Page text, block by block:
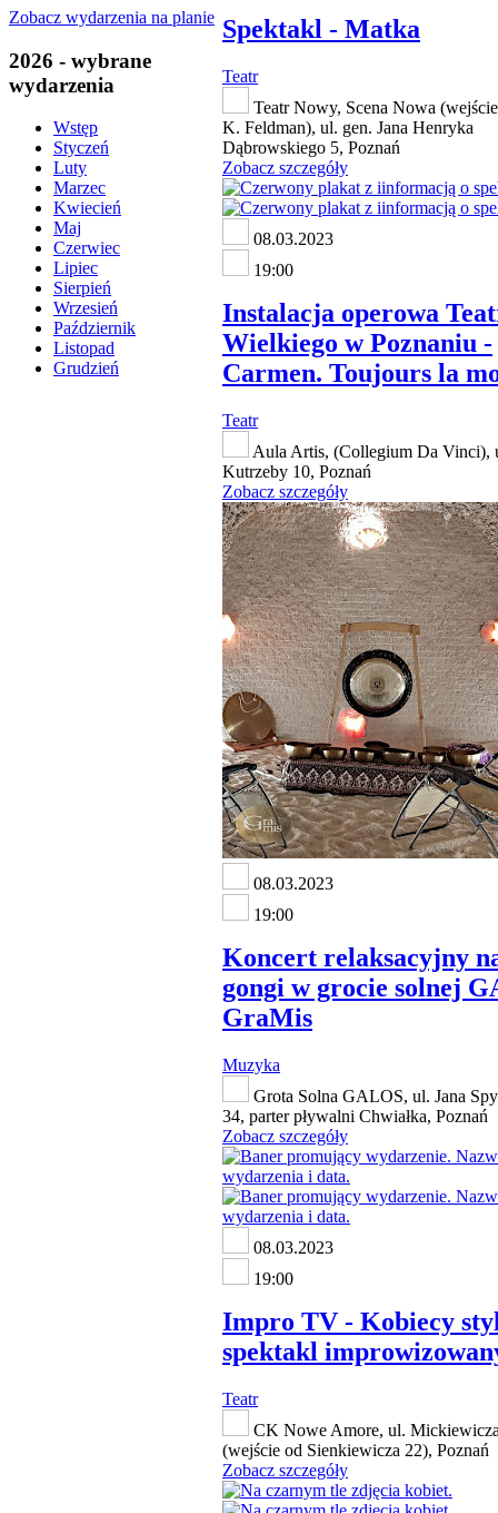
Zobacz wydarzenia na planie
2026 - wybrane
wydarzenia
Wstęp
Styczeń
Luty
Marzec
Kwiecień
Maj
Czerwiec
Lipiec
Sierpień
Wrzesień
Październik
Listopad
Grudzień
Spektakl - Matka
Teatr
Teatr Nowy, Scena Nowa
K. Feldman), ul. gen. Jana Henryka
Dąbrowskiego 5, Poznań
Zobacz szczegóły
08.03.2023
19:00
Instalacja operowa
Wielkiego w Poznaniu -
Carmen. Toujours la
Teatr
Aula Artis, (Collegium Da Vinci),
Kutrzeby 10, Poznań
Zobacz szczegóły
08.03.2023
19:00
Koncert relaksacyjny
gongi w grocie solnej
GraMis
Muzyka
Grota Solna GALOS, ul. Jana
34, parter pływalni Chwiałka, Poznań
Zobacz szczegóły
08.03.2023
19:00
Impro TV - Kobiecy
spektakl
Teatr
CK Nowe Amore, ul.
(wejście od Sienkiewicza 22), Poznań
Zobacz szczegóły